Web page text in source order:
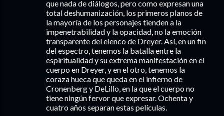
que nada de diálogos, pero como expresan una
total deshumanización, los primeros planos de
la mayoría de los personajes tienden a la
impenetrabilidad y la opacidad, no la emoción
transparente del elenco de Dreyer. Así, en un fin
del espectro, tenemos la batalla entre la
espiritualidad y su extrema manifestación en el
cuerpo en Dreyer, y en el otro, tenemos la
coraza hueca que queda en el infierno de
Cronenberg y DeLillo, en la que el cuerpo no
tiene ningún fervor que expresar. Ochenta y
cuatro años separan estas películas.